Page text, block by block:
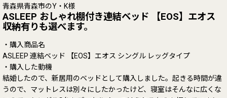
青森県青森市のY・K様
ASLEEP おしゃれ棚付き連結ベッド 【EOS】エオス
収納有りも選べます。
・購入商品名
ASLEEP 連結ベッド 【EOS】エオス シングル レッグタイプ
・購入した動機
結婚したので、新居用のベッドとして購入しました。起きる時間が違
うので、マットレスは別々にしたかったけど、寝室はそんなに広くな